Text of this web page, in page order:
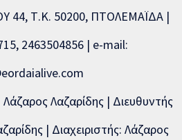
44, Τ.Κ. 50200, ΠΤΟΛΕΜΑΪΔΑ |
2463504856 | e-mail:
Λαζαρίδης | Διευθυντής
| Διαχειριστής: Λάζαρος